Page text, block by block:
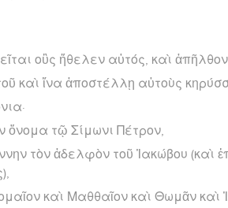
οὓς ἤθελεν αὐτός, καὶ
καὶ ἵνα ἀποστέλλῃ αὐτοὺς
ὄνομα τῷ Σίμωνι Πέτρον,
τὸν ἀδελφὸν τοῦ Ἰακώβου (καὶ
καὶ Μαθθαῖον καὶ Θωμᾶν καὶ